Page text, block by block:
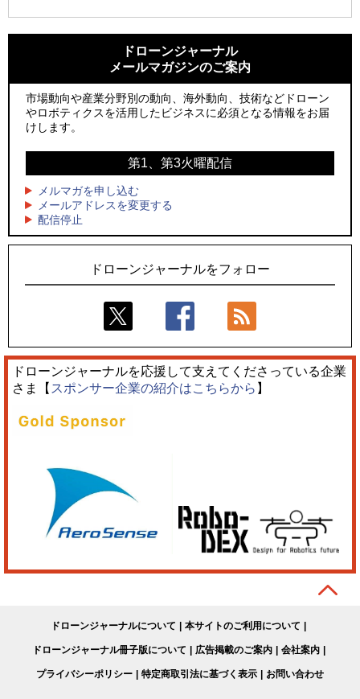
ーンが採択、国産機で量産調達を目指す
飛んだドローン、飛ばなかったドローン
ドローンとナイトバブルが競演、「花園ドローンショーフェ
スタ2026」10/3、4開催
水面から離着水できる「HOVERAir AQUA」を実機レビュー、
水上アクティビティを自動追尾で撮影
レーシングカーの製造技術をドローンへ、トピアが大型機と
量産構想を公開
ン」とドローンショーによる新演出を実施
防衛装備庁「迎撃ドローン早期取得プログラム」にテラドロ
ーンが採択、国産機で量産調達を目指す
サザンビーチちがさき花火大会で「復活の花火」打ち上げ、
ロボデックス、2時間超の飛行を目指す新型水素燃料電池ドロ
ーンを公開
防衛だけではない、測量から屋内点検まで展開するテラドロ
ーンのソリューション
ドローンジャーナル
メールマガジンのご案内
市場動向や産業分野別の動向、海外動向、技術などドローン
やロボティクスを活用したビジネスに必須となる情報をお届
けします。
第1、第3火曜配信
メルマガを申し込む
メールアドレスを変更する
配信停止
ドローンジャーナルをフォロー
ドローンジャーナルを応援して支えてくださっている企業
さま【 スポンサー企業の紹介はこちらから 】
ドローンジャーナルについて 本サイトのご利用について
ドローンジャーナル冊子版について 広告掲載のご案内 会社案内
プライバシーポリシー 特定商取引法に基づく表示 お問い合わせ